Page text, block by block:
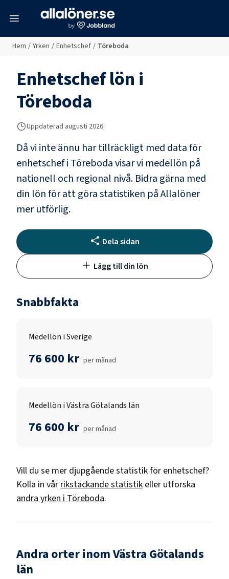
Hem / Yrken / Enhetschef / Töreboda
Enhetscheflön i
Töreboda
Uppdaterad augusti 2026
Då vi inte ännu har tillräckligt med data för
enhetschefi Törebodavisar vi medellön på
nationell och regional nivå. Bidra gärna med
din lön för att göra statistiken på Allalöner
mer utförlig.
Dela sidan
Lägg till din lön
Snabbfakta
Medellön i Sverige
76 600 kr per månad
Medellön i Västra Götalands län
76 600 kr per månad
Vill du se mer djupgående statistik för enhetschef?
Kolla in vår rikstäckande statistik eller utforska
andra yrken i Töreboda.
Andra orter inom Västra Götalands
län